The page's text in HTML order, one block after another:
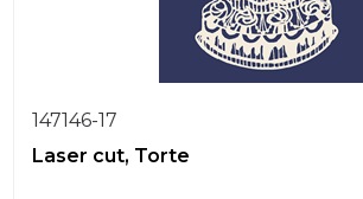
147146-17
Laser cut, Torte